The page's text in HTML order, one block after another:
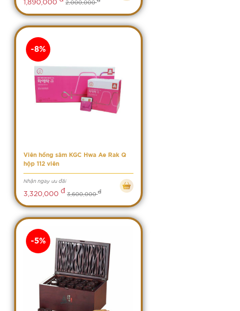
2,000,000
Viên hồng sâm KGC Hwa Ae Rak Q
hộp 112 viên
Nhận ngay ưu đãi
3,320,000 đ 3,600,000đ
-8%
-5%